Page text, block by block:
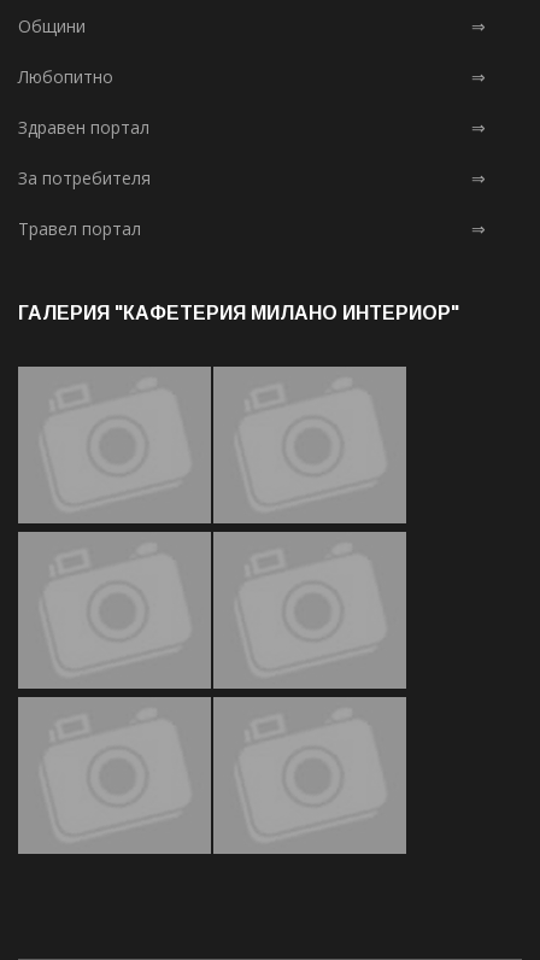
Общини ⇒
Любопитно ⇒
Здравен портал ⇒
За потребителя ⇒
Травел портал ⇒
ГАЛЕРИЯ "КАФЕТЕРИЯ МИЛАНО ИНТЕРИОР"